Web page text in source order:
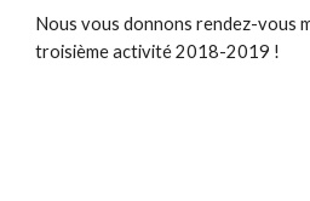
Nous vous donnons rendez-vous
troisième activité 2018-2019 !